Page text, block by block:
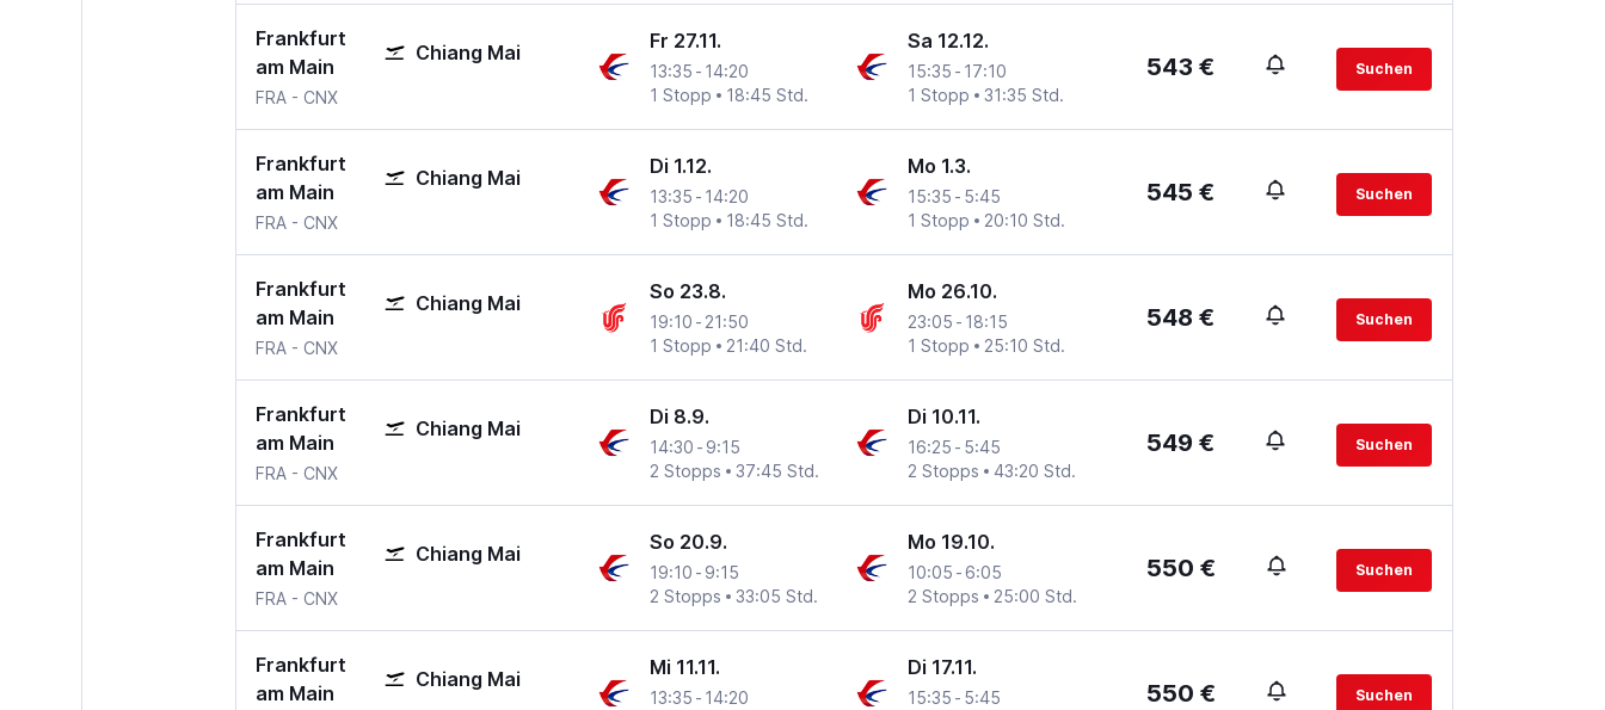
Frankfurt
am Main
Chiang Mai
FRA Frankfurt am Main
- CNX
Fr 27.11.
13:35 - 14:20
1 Stopp
18:45 Std.
Sa 12.12.
15:35 - 17:10
1 Stopp
31:35 Std.
543 € Suchen
Frankfurt
am Main
Chiang Mai
FRA Frankfurt am Main
- CNX
Di 1.12.
13:35 - 14:20
1 Stopp
18:45 Std.
Mo 1.3.
15:35 - 5:45
1 Stopp
20:10 Std.
545 € Suchen
Frankfurt
am Main
Chiang Mai
FRA Frankfurt am Main
- CNX
So 23.8.
19:10 - 21:50
1 Stopp
21:40 Std.
Mo 26.10.
23:05 - 18:15
1 Stopp
25:10 Std.
548 € Suchen
Frankfurt
am Main
Chiang Mai
FRA Frankfurt am Main
- CNX
Di 8.9.
14:30 - 9:15
2 Stopps
37:45 Std.
Di 10.11.
16:25 - 5:45
2 Stopps
43:20 Std.
549 € Suchen
Frankfurt
am Main
Chiang Mai
FRA Frankfurt am Main
- CNX
So 20.9.
19:10 - 9:15
2 Stopps
33:05 Std.
Mo 19.10.
10:05 - 6:05
2 Stopps
25:00 Std.
550 € Suchen
Frankfurt
am Main
Chiang Mai Mi 11.11.
13:35 - 14:20
Di 17.11.
15:35 - 5:45
550 € Suchen